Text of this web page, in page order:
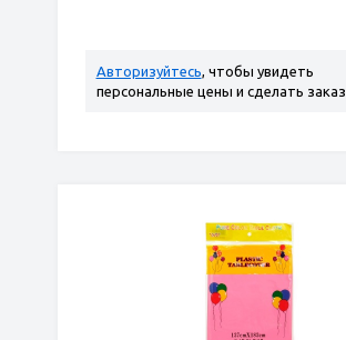
Авторизуйтесь, чтобы увидеть
персональные цены и сделать заказ